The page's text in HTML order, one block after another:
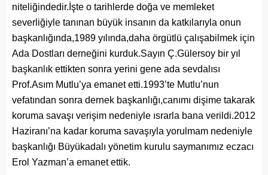
niteliğindedir.İşte o tarihlerde doğa ve memleket
severliğiyle tanınan büyük insanın da katkılarıyla onun
başkanlığında,1989 yılında,daha örgütlü çalışabilmek için
Ada Dostları derneğini kurduk.Sayın Ç.Gülersoy bir yıl
başkanlık ettikten sonra yerini gene ada sevdalısı
Prof.Asım Mutlu’ya emanet etti.1993’te Mutlu’nun
vefatından sonra dernek başkanlığı,canımı dişime takarak
koruma savaşı verişim nedeniyle ısrarla bana verildi.2012
Haziranı’na kadar koruma savaşıyla yorulmam nedeniyle
başkanlığı Büyükadalı yönetim kurulu saymanımız eczacı
Erol Yazman’a emanet ettik.